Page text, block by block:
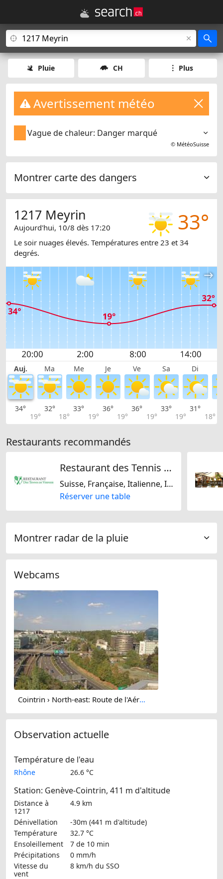
Pluie CH Plus
Avertissement météo
Vague de chaleur: Danger marqué
© MétéoSuisse
Montrer carte des dangers
33°
1217 Meyrin
Aujourd'hui, 10/8 dès 17:20
Le soir nuages élevés. Températures entre 23 et 34
degrés.
Auj. Ma Me Je Ve Sa Di
34°
19°
32°
18°
33°
19°
36°
19°
36°
19°
33°
19°
31°
18°
Restaurants recommandés
Restaurant des Tennis de Vernier
Suisse, Française, Italienne, Internationale, Méditarranéenne, Steakhouse, Régionale
Réserver une table
Montrer radar de la pluie
Webcams
Cointrin › North-east: Route de l'Aéroport
Observation actuelle
Température de l'eau
Rhône 26.6 °C
Station: Genève-Cointrin, 411 m d'altitude
Distance à
1217
4.9 km
Dénivellation
-30m (441 m d'altitude)
Température
32.7 °C
Ensoleillement
7 de 10 min
Précipitations
0 mm/h
Vitesse du
vent
8 km/h du SSO